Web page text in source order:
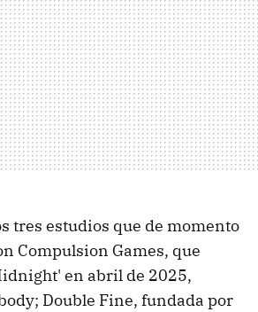
tres estudios que de momento
Compulsion Games, que
en abril de 2025,
Double Fine, fundada por